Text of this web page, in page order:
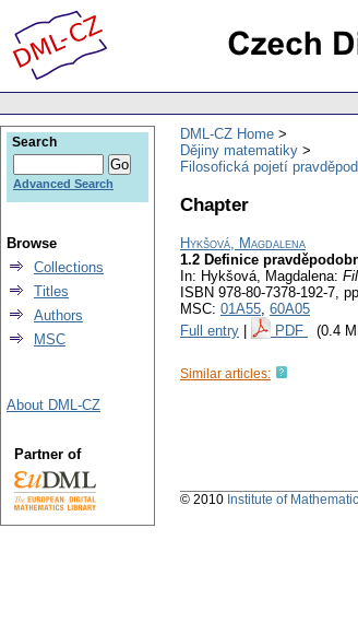
DML-CZ Home
Dějiny matematiky
Filosofická pojetí
Chapter
Hykšová, Magdalena
1.2 Definice
In: Hykšová, Magdalena:
ISBN 978-80-7378-192-7,
MSC: 01A55, 60A05
Full entry
PDF (0.4
Similar articles:
Search
Advanced Search
Browse
Collections
Titles
Authors
MSC
About DML-CZ
Partner of
© 2010 Institute of